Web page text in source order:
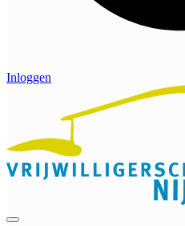
Inloggen